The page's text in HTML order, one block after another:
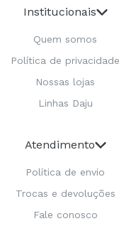
Institucionais
Quem somos
Política de privacidade
Nossas lojas
Linhas Daju
Atendimento
Política de envio
Trocas e devoluções
Fale conosco